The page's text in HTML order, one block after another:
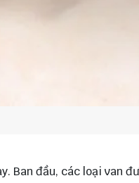
Ban đầu, các loại van